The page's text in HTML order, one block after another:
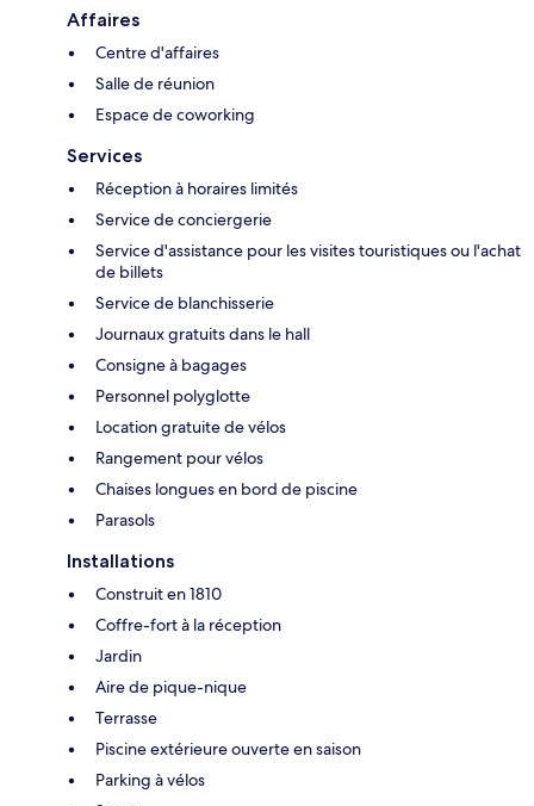
Affaires
Centre d'affaires
Salle de réunion
Espace de coworking
Services
Réception à horaires limités
Service de conciergerie
Service d'assistance pour les visites touristiques ou l'achat
de billets
Service de blanchisserie
Journaux gratuits dans le hall
Consigne à bagages
Personnel polyglotte
Location gratuite de vélos
Rangement pour vélos
Chaises longues en bord de piscine
Parasols
Installations
Construit en 1810
Coffre-fort à la réception
Jardin
Aire de pique-nique
Terrasse
Piscine extérieure ouverte en saison
Parking à vélos